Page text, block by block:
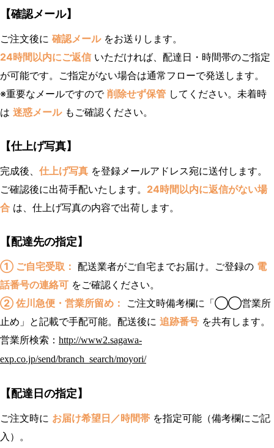
【確認メール】
ご注文後に 確認メールをお送りします。
24時間以内にご返信 いただければ、配達日・時間帯のご指定
が可能です。ご指定がない場合は通常フローで発送します。
※重要なメールですので 削除せず保管 してください。未着時
は 迷惑メールもご確認ください。
【仕上げ写真】
完成後、 仕上げ写真 を登録メールアドレス宛に送付します。
ご確認後に出荷手配いたします。 24時間以内に返信がない場
合 は、仕上げ写真の内容で出荷します。
【配達先の指定】
① ご自宅受取： 配送業者がご自宅までお届け。ご登録の 電
話番号の連絡可 をご確認ください。
② 佐川急便・営業所留め：
ご注文時備考欄に「◯◯営業所
止め」と記載で手配可能。配送後に 追跡番号 を共有します。
営業所検索： http://www2.sagawa-
exp.co.jp/send/branch_search/moyori/
【配達日の指定】
ご注文時に お届け希望日／時間帯 を指定可能（備考欄にご記
入）。